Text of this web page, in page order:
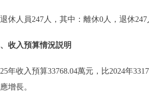
人員247人，其中：離休0人，退休247
收入預算情況説明
收入預算33768.04萬元，比2024年
增長。